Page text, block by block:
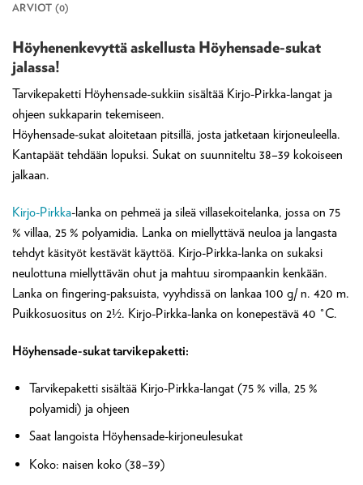
ARVIOT (0)
Höyhenenkevyttä askellusta Höyhensade-sukat
jalassa!
Tarvikepaketti Höyhensade-sukkiin sisältää Kirjo-Pirkka-langat ja
ohjeen sukkaparin tekemiseen.
Höyhensade-sukat aloitetaan pitsillä, josta jatketaan kirjoneuleella.
Kantapäät tehdään lopuksi. Sukat on suunniteltu 38–39 kokoiseen
jalkaan.
Kirjo-Pirkka-lanka on pehmeä ja sileä villasekoitelanka, jossa on 75
% villaa, 25 % polyamidia. Lanka on miellyttävä neuloa ja langasta
tehdyt käsityöt kestävät käyttöä. Kirjo-Pirkka-lanka on sukaksi
neulottuna miellyttävän ohut ja mahtuu sirompaankin kenkään.
Lanka on fingering-paksuista, vyyhdissä on lankaa 100 g/ n. 420 m.
Puikkosuositus on 2½. Kirjo-Pirkka-lanka on konepestävä 40 °C.
Höyhensade-sukat tarvikepaketti:
Tarvikepaketti sisältää Kirjo-Pirkka-langat (75 % villa, 25 %
polyamidi) ja ohjeen
Saat langoista Höyhensade-kirjoneulesukat
Koko: naisen koko (38–39)